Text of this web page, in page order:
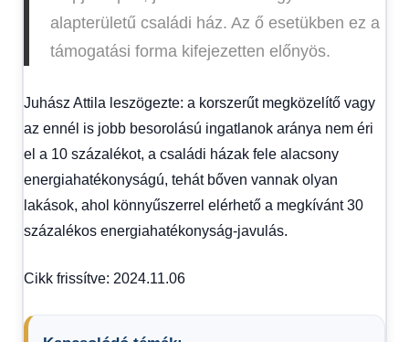
alapterületű családi ház. Az ő esetükben ez a
támogatási forma kifejezetten előnyös.
Juhász Attila leszögezte: a korszerűt megközelítő vagy
az ennél is jobb besorolású ingatlanok aránya nem éri
el a 10 százalékot, a családi házak fele alacsony
energiahatékonyságú, tehát bőven vannak olyan
lakások, ahol könnyűszerrel elérhető a megkívánt 30
százalékos energiahatékonyság-javulás.
Cikk frissítve: 2024.11.06